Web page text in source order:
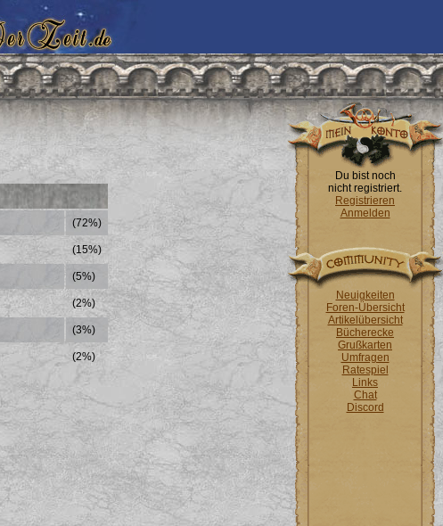
(72%)
(15%)
(5%)
(2%)
(3%)
(2%)
Du bist noch
nicht registriert.
Registrieren
Anmelden
Neuigkeiten
Foren-Übersicht
Artikelübersicht
Bücherecke
Grußkarten
Umfragen
Ratespiel
Links
Chat
Discord